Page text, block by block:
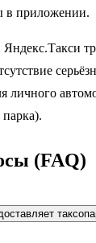
в приложении.
личного
(FAQ)